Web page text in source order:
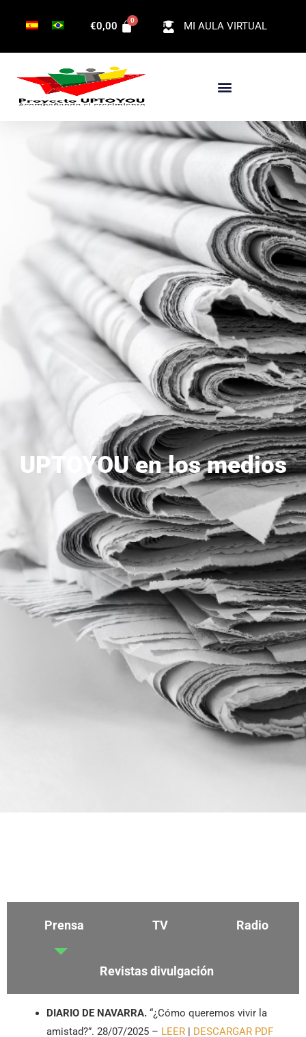
MI AULA VIRTUAL
€0,00
UPTOYOU en los medios
Prensa TV Radio
Revistas divulgación
DIARIO DE NAVARRA. “¿Cómo queremos vivir la
amistad?”. 28/07/2025 – LEER | DESCARGAR PDF